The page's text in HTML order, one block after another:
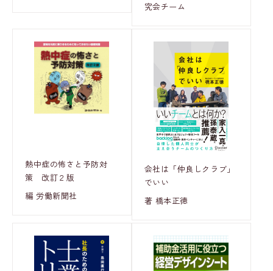
究会チーム
熱中症の怖さと予防対
策 改訂２版
編 労働新聞社
会社は「仲良しクラブ」
でいい
著 橋本正徳